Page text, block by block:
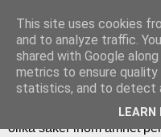
Assistansjuristerna är en
personer med
överklaga personlig
på assistansjuristernas
olika saker inom ämnet
This site uses cookies
and to analyze traffic.
shared with Google
metrics to ensure
statistics, and to detect
LEARN